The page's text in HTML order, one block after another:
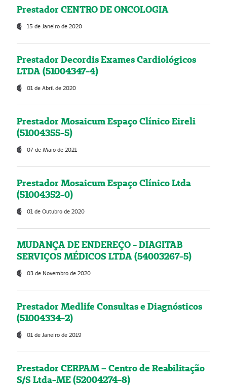
Prestador CENTRO DE ONCOLOGIA
15 de Janeiro de 2020
Prestador Decordis Exames Cardiológicos
LTDA (51004347-4)
01 de Abril de 2020
Prestador Mosaicum Espaço Clínico Eireli
(51004355-5)
07 de Maio de 2021
Prestador Mosaicum Espaço Clínico Ltda
(51004352-0)
01 de Outubro de 2020
MUDANÇA DE ENDEREÇO - DIAGITAB
SERVIÇOS MÉDICOS LTDA (54003267-5)
03 de Novembro de 2020
Prestador Medlife Consultas e Diagnósticos
(51004334-2)
01 de Janeiro de 2019
Prestador CERPAM – Centro de Reabilitação
S/S Ltda-ME (52004274-8)